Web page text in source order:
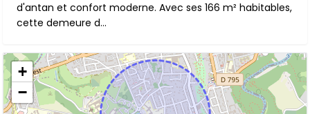
d'antan et confort moderne. Avec ses 166 m² habitables,
cette demeure d...
+
−